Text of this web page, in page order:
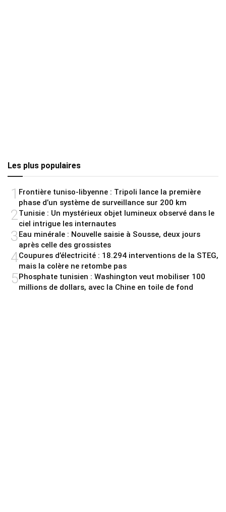
Les plus populaires
1 Frontière tuniso-libyenne : Tripoli lance la première
phase d’un système de surveillance sur 200 km
2Tunisie : Un mystérieux objet lumineux observé dans le
ciel intrigue les internautes
3 Eau minérale : Nouvelle saisie à Sousse, deux jours
après celle des grossistes
4Coupures d’électricité : 18.294 interventions de la STEG,
mais la colère ne retombe pas
5Phosphate tunisien : Washington veut mobiliser 100
millions de dollars, avec la Chine en toile de fond